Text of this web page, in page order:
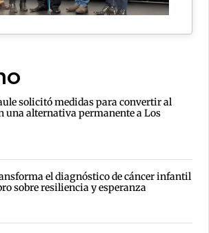
solicitó medidas para convertir al
una alternativa permanente a Los
el diagnóstico de cáncer infantil
sobre resiliencia y esperanza